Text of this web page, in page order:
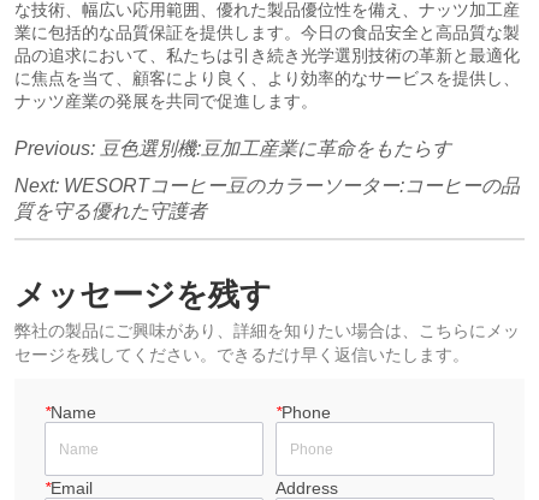
Previous: 豆色選別機:豆加工産業に革命をもたらす
Next: WESORTコーヒー豆のカラーソーター:コーヒーの品
質を守る優れた守護者
メッセージを残す
弊社の製品にご興味があり、詳細を知りたい場合は、こちらにメッ
セージを残してください。できるだけ早く返信いたします。
*Name *Phone
*Email Address